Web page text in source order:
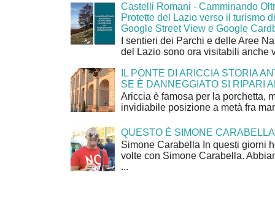
Castelli Romani - Camminando
Protette del Lazio verso il turismo
Google Street View e Google
I sentieri dei Parchi e delle Aree
del Lazio sono ora visitabili anche
IL PONTE DI ARICCIA STORIA
SE È DANNEGGIATO SI RIPARI
Ariccia è famosa per la porchetta,
invidiabile posizione a metà fra
QUESTO È SIMONE CARABELLA
Simone Carabella In questi giorni
volte con Simone Carabella.
...